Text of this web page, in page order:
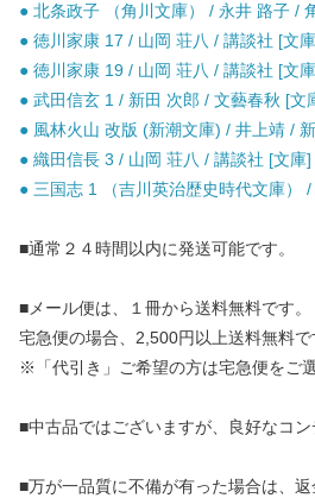
● 北条政子 （角川文庫） / 永井 路子 /
● 徳川家康 17 / 山岡 荘八 / 講談社 [文
● 徳川家康 19 / 山岡 荘八 / 講談社 [文
● 武田信玄 1 / 新田 次郎 / 文藝春秋 [文
● 風林火山 改版 (新潮文庫) / 井上靖 /
● 織田信長 3 / 山岡 荘八 / 講談社 [文庫]
● 三国志 1 （吉川英治歴史時代文庫）
■通常２４時間以内に発送可能です。
■メール便は、１冊から送料無料です。
宅急便の場合、2,500円以上送料無料で
※「代引き」ご希望の方は宅急便をご選
■中古品ではございますが、良好なコン
■万が一品質に不備が有った場合は、返